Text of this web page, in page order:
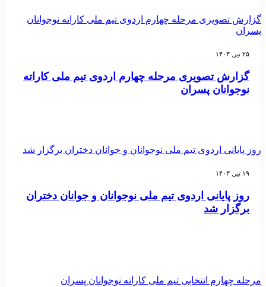
گزارش تصویری مرحله چهارم اردوی تیم ملی کاراته نوجوانان
پسران
۲۵ تیر, ۱۴۰۳
گزارش تصویری مرحله چهارم اردوی تیم ملی کاراته
نوجوانان پسران
روز پایانی اردوی تیم ملی نوجوانان و جوانان دختران برگزار شد
۱۹ تیر, ۱۴۰۳
روز پایانی اردوی تیم ملی نوجوانان و جوانان دختران
برگزار شد
مرحله چهارم انتخابی تیم ملی کاراته نوجوانان پسران